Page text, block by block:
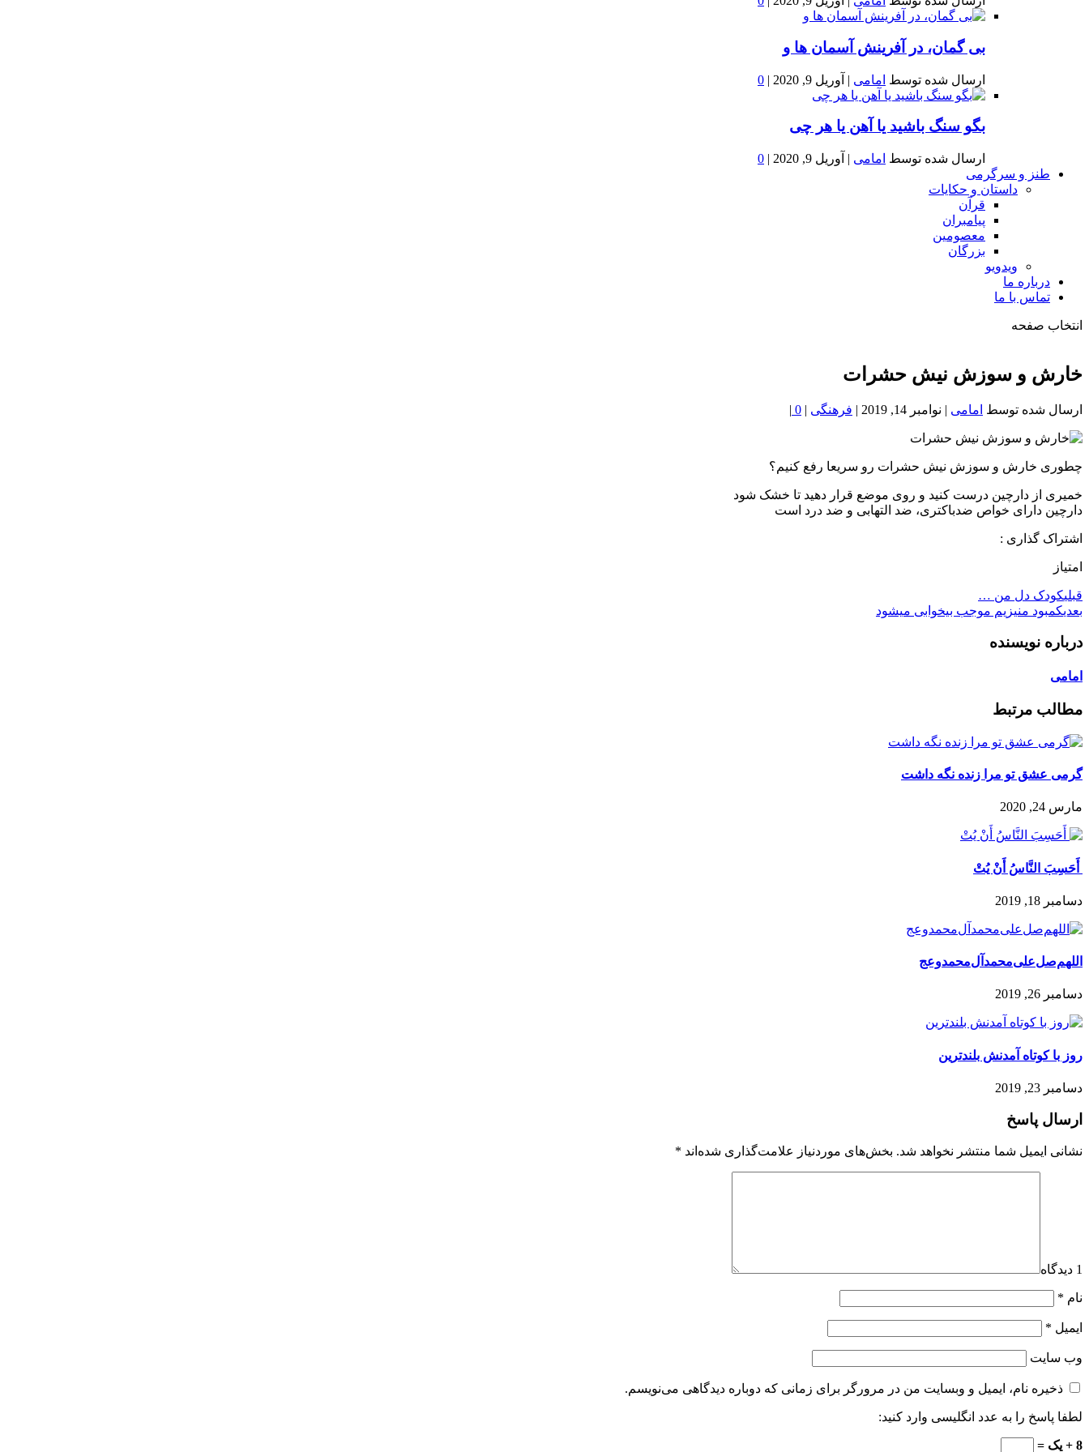
بى گمان، در آفرينش آسمان ها و
ارسال شده توسط امامی | آوریل 9, 2020 |
0
بگو سنگ باشید یا آهن یا هر چی
ارسال شده توسط امامی | آوریل 9, 2020 |
0
طنز و سرگرمی
داستان و حکایات
قرآن
پیامبران
معصومین
بزرگان
ویدویو
درباره ما
تماس با ما
انتخاب صفحه
خون
شمال
خارش و سوزش نیش حشرات
ارسال شده توسط امامی | نوامبر 14, 2019 | فرهنگی |
0
|
چطوری خارش و سوزش نیش حشرات رو سریعا رفع کنیم؟
خمیری از دارچین درست کنید و روی موضع قرار دهید تا خشک شود
دارچین دارای خواص ضدباکتری، ضد التهابی و ضد درد است
اشتراک گذاری :
امتیاز
قبلیکودک دل من …
بعدیکمبود منیزیم موجب بیخوابی میشود
درباره نویسنده
امامی
مطالب مرتبط
گرمی عشق تو مرا زنده نگه داشت
مارس 24, 2020
️ أَحَسِبَ النَّاسُ أَنْ يُتْ
دسامبر 18, 2019
اللهم‌صل‌علی‌محمد‌آل‌محمد‌وعج
دسامبر 26, 2019
روز با کوتاه آمدنش بلندترین
دسامبر 23, 2019
ارسال پاسخ
نشانی ایمیل شما منتشر نخواهد شد. بخش‌های موردنیاز علامت‌گذاری شده‌اند *
1 دیدگاه
نام *
ایمیل *
وب‌ سایت
ذخیره نام، ایمیل و وبسایت من در مرورگر برای زمانی که دوباره دیدگاهی می‌نویسم.
لطفا پاسخ را به عدد انگلیسی وارد کنید:
8 + یک =